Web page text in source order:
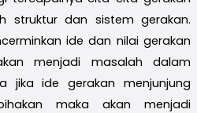
struktur dan sistem gerakan.
ide dan nilai gerakan
menjadi masalah dalam
jika ide gerakan menjunjung
maka akan menjadi